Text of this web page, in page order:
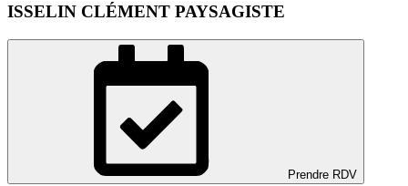
ISSELIN CLÉMENT PAYSAGISTE
Prendre RDV